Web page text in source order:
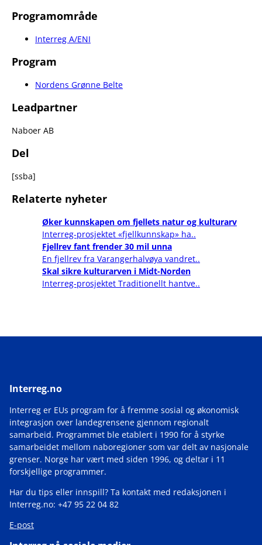
Programområde
Interreg A/ENI
Program
Nordens Grønne Belte
Leadpartner
Naboer AB
Del
[ssba]
Relaterte nyheter
Øker kunnskapen om fjellets natur og kulturarv
Interreg-prosjektet «fjellkunnskap» ha..
Fjellrev fant frender 30 mil unna
En fjellrev fra Varangerhalvøya vandret..
Skal sikre kulturarven i Midt-Norden
Interreg-prosjektet Traditionellt hantve..
Interreg.no
Interreg er EUs program for å fremme sosial og økonomisk
integrasjon over landegrensene gjennom regionalt
samarbeid. Programmet ble etablert i 1990 for å styrke
samarbeidet mellom naboregioner som var delt av nasjonale
grenser. Norge har vært med siden 1996, og deltar i 11
forskjellige programmer.
Har du tips eller innspill? Ta kontakt med redaksjonen i
Interreg.no: +47 95 22 04 82
E-post